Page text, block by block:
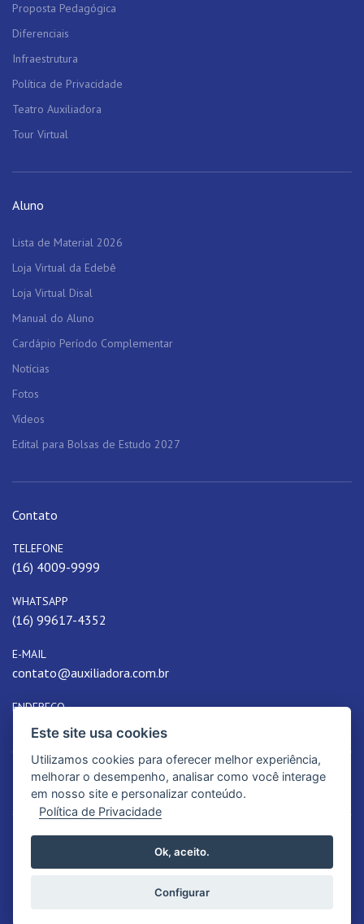
Proposta Pedagógica
Diferenciais
Infraestrutura
Política de Privacidade
Teatro Auxiliadora
Tour Virtual
Aluno
Lista de Material 2026
Loja Virtual da Edebê
Loja Virtual Disal
Manual do Aluno
Cardápio Período Complementar
Notícias
Fotos
Vídeos
Edital para Bolsas de Estudo 2027
Contato
TELEFONE
(16) 4009-9999
WHATSAPP
(16) 99617-4352
E-MAIL
contato@auxiliadora.com.br
ENDEREÇO
Duque de Caxias, 927, Ribeirão Preto, SP,
© 2026. Colégio Auxiliadora | Educação de qualidade. Todos os Direitos
Política de Privacidade
Este site usa cookies
Utilizamos cookies para oferecer melhor experiência,
melhorar o desempenho, analisar como você interage
em nosso site e personalizar conteúdo.
Política de Privacidade
Ok, aceito.
Configurar